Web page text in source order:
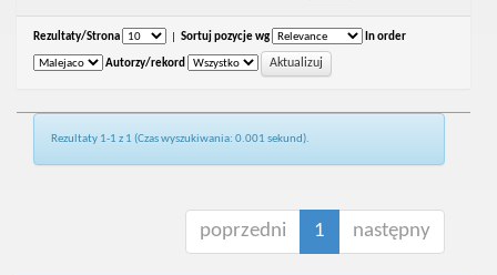
Rezultaty/Strona Sortuj pozycje wg In order
Autorzy/rekord
Rezultaty 1-1 z 1 (Czas wyszukiwania: 0.001 sekund).
poprzedni 1 następny